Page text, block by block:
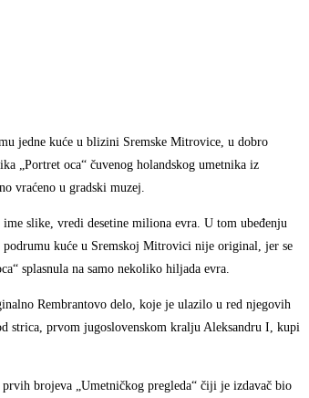
jedne kuće u blizini Sremske Mitrovice, u dobro
„Portret oca“ čuvenog holandskog umetnika iz
vraćeno u gradski muzej.
slike, vredi desetine miliona evra. U tom ubeđenju
podrumu kuće u Sremskoj Mitrovici nije original, jer se
splasnula na samo nekoliko hiljada evra.
Rembrantovo delo, koje je ulazilo u red njegovih
strica, prvom jugoslovenskom kralju Aleksandru I, kupi
brojeva „Umetničkog pregleda“ čiji je izdavač bio